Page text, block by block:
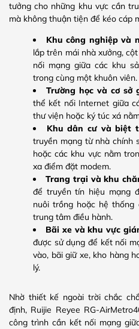
tưởng cho những khu vực cần
mà không thuận tiện để kéo cáp
Khu công nghiệp và
lắp trên mái nhà xưởng,
nối mạng giữa các khu
trong cùng một khuôn viên.
Trường học và cơ sở
thể kết nối Internet giữa
thư viện hoặc ký túc xá
Khu dân cư và biệt
truyền mạng từ nhà chính
hoặc các khu vực nằm
xa điểm đặt modem.
Trang trại và khu
để truyền tín hiệu mạng
nuôi trồng hoặc hệ thống
trung tâm điều hành.
Bãi xe và khu vực
được sử dụng để kết nối
vào, bãi giữ xe, kho hàng
lý.
Nhờ thiết kế ngoài trời chắc
định, Ruijie Reyee RG-
công trình cần kết nối mạng